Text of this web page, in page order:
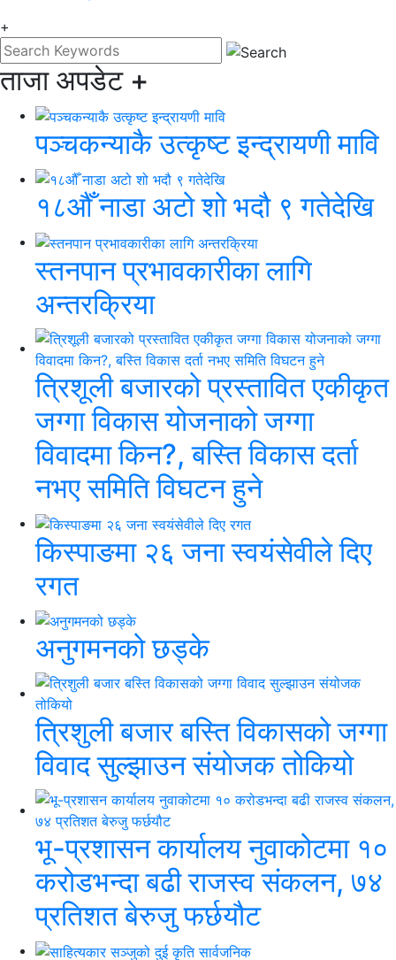
+
ताजा अपडेट +
पञ्चकन्याकै उत्कृष्ट इन्द्रायणी मावि
१८औँ नाडा अटो शो भदौ ९ गतेदेखि
स्तनपान प्रभावकारीका लागि
अन्तरक्रिया
त्रिशूली बजारको प्रस्तावित एकीकृत
जग्गा विकास योजनाको जग्गा
विवादमा किन?, बस्ति विकास दर्ता
नभए समिति विघटन हुने
किस्पाङमा २६ जना स्वयंसेवीले दिए
रगत
अनुगमनको छड्के
त्रिशुली बजार बस्ति विकासको जग्गा
विवाद सुल्झाउन संयोजक तोकियो
भू-प्रशासन कार्यालय नुवाकोटमा १०
करोडभन्दा बढी राजस्व संकलन, ७४
प्रतिशत बेरुजु फर्छयौट